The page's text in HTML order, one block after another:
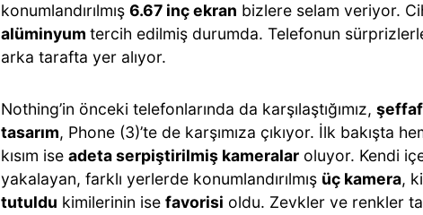
konumlandırılmış 6.67 inç ekran bizlere selam veriyor.
alüminyum tercih edilmiş durumda. Telefonun
arka tarafta yer alıyor.
Nothing’in önceki telefonlarında da karşılaştığımız,
tasarım, Phone (3)’te de karşımıza çıkıyor. İlk bakışta
kısım ise adeta serpiştirilmiş kameralar oluyor. Kendi
yakalayan, farklı yerlerde konumlandırılmış üç kamera,
tutuldu kimilerinin ise favorisi oldu. Zevkler ve renkler